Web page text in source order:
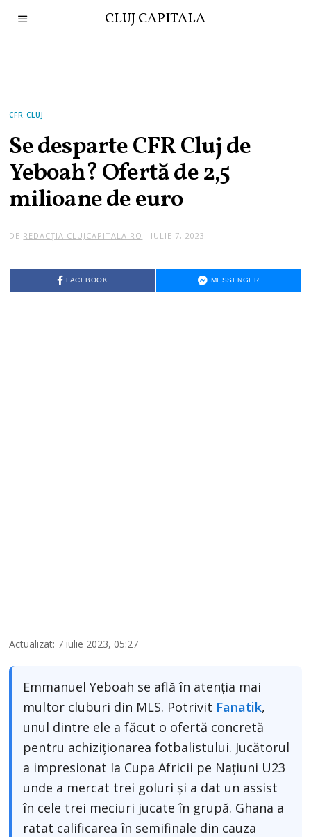
CLUJ CAPITALA
CFR CLUJ
Se desparte CFR Cluj de
Yeboah? Ofertă de 2,5
milioane de euro
DE REDACȚIA CLUJCAPITALA.RO IULIE 7, 2023
FACEBOOK MESSENGER
Actualizat: 7 iulie 2023, 05:27
Emmanuel Yeboah se află în atenția mai
multor cluburi din MLS. Potrivit Fanatik,
unul dintre ele a făcut o ofertă concretă
pentru achiziționarea fotbalistului. Jucătorul
a impresionat la Cupa Africii pe Națiuni U23
unde a mercat trei goluri și a dat un assist
în cele trei meciuri jucate în grupă. Ghana a
ratat calificarea în semifinale din cauza